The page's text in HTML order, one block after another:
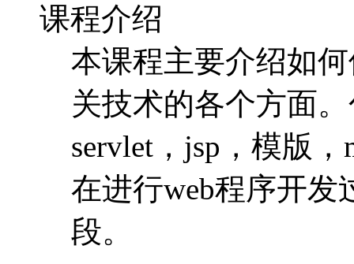
课程介绍
本课程主要介绍如
关技术的各个方面
servlet，jsp，模版
在进行web程序开
段。